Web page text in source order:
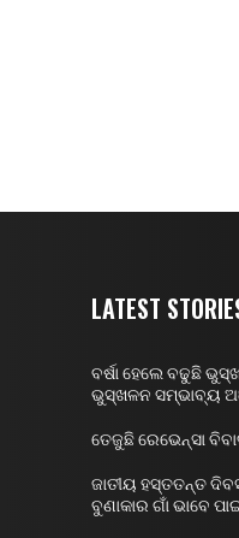
LATEST
ବର୍ଷା ହେଲେ ବଢୁଛି
ଭୁସ୍ଖଳନ ସମ୍ଭାବ୍ୟ
ତେଜୁଛି ରେଭେନ୍ସା
ଜାତୀୟ ହସ୍ତତନ୍ତ
ବୁଣାକାର ଗାଁ ଭାବେ